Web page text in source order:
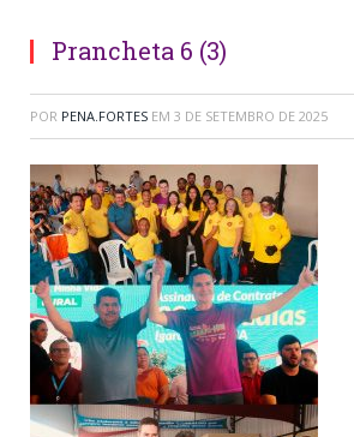
Prancheta 6 (3)
POR PENA.FORTES EM 3 DE SETEMBRO DE 2025